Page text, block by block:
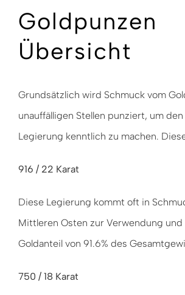
Goldpunzen
Übersicht
Grundsätzlich wird Schmuck vom
unauffälligen Stellen punziert, um
Legierung kenntlich zu machen.
916 / 22 Karat
Diese Legierung kommt oft in
Mittleren Osten zur Verwendung
Goldanteil von 91.6% des
750 / 18 Karat